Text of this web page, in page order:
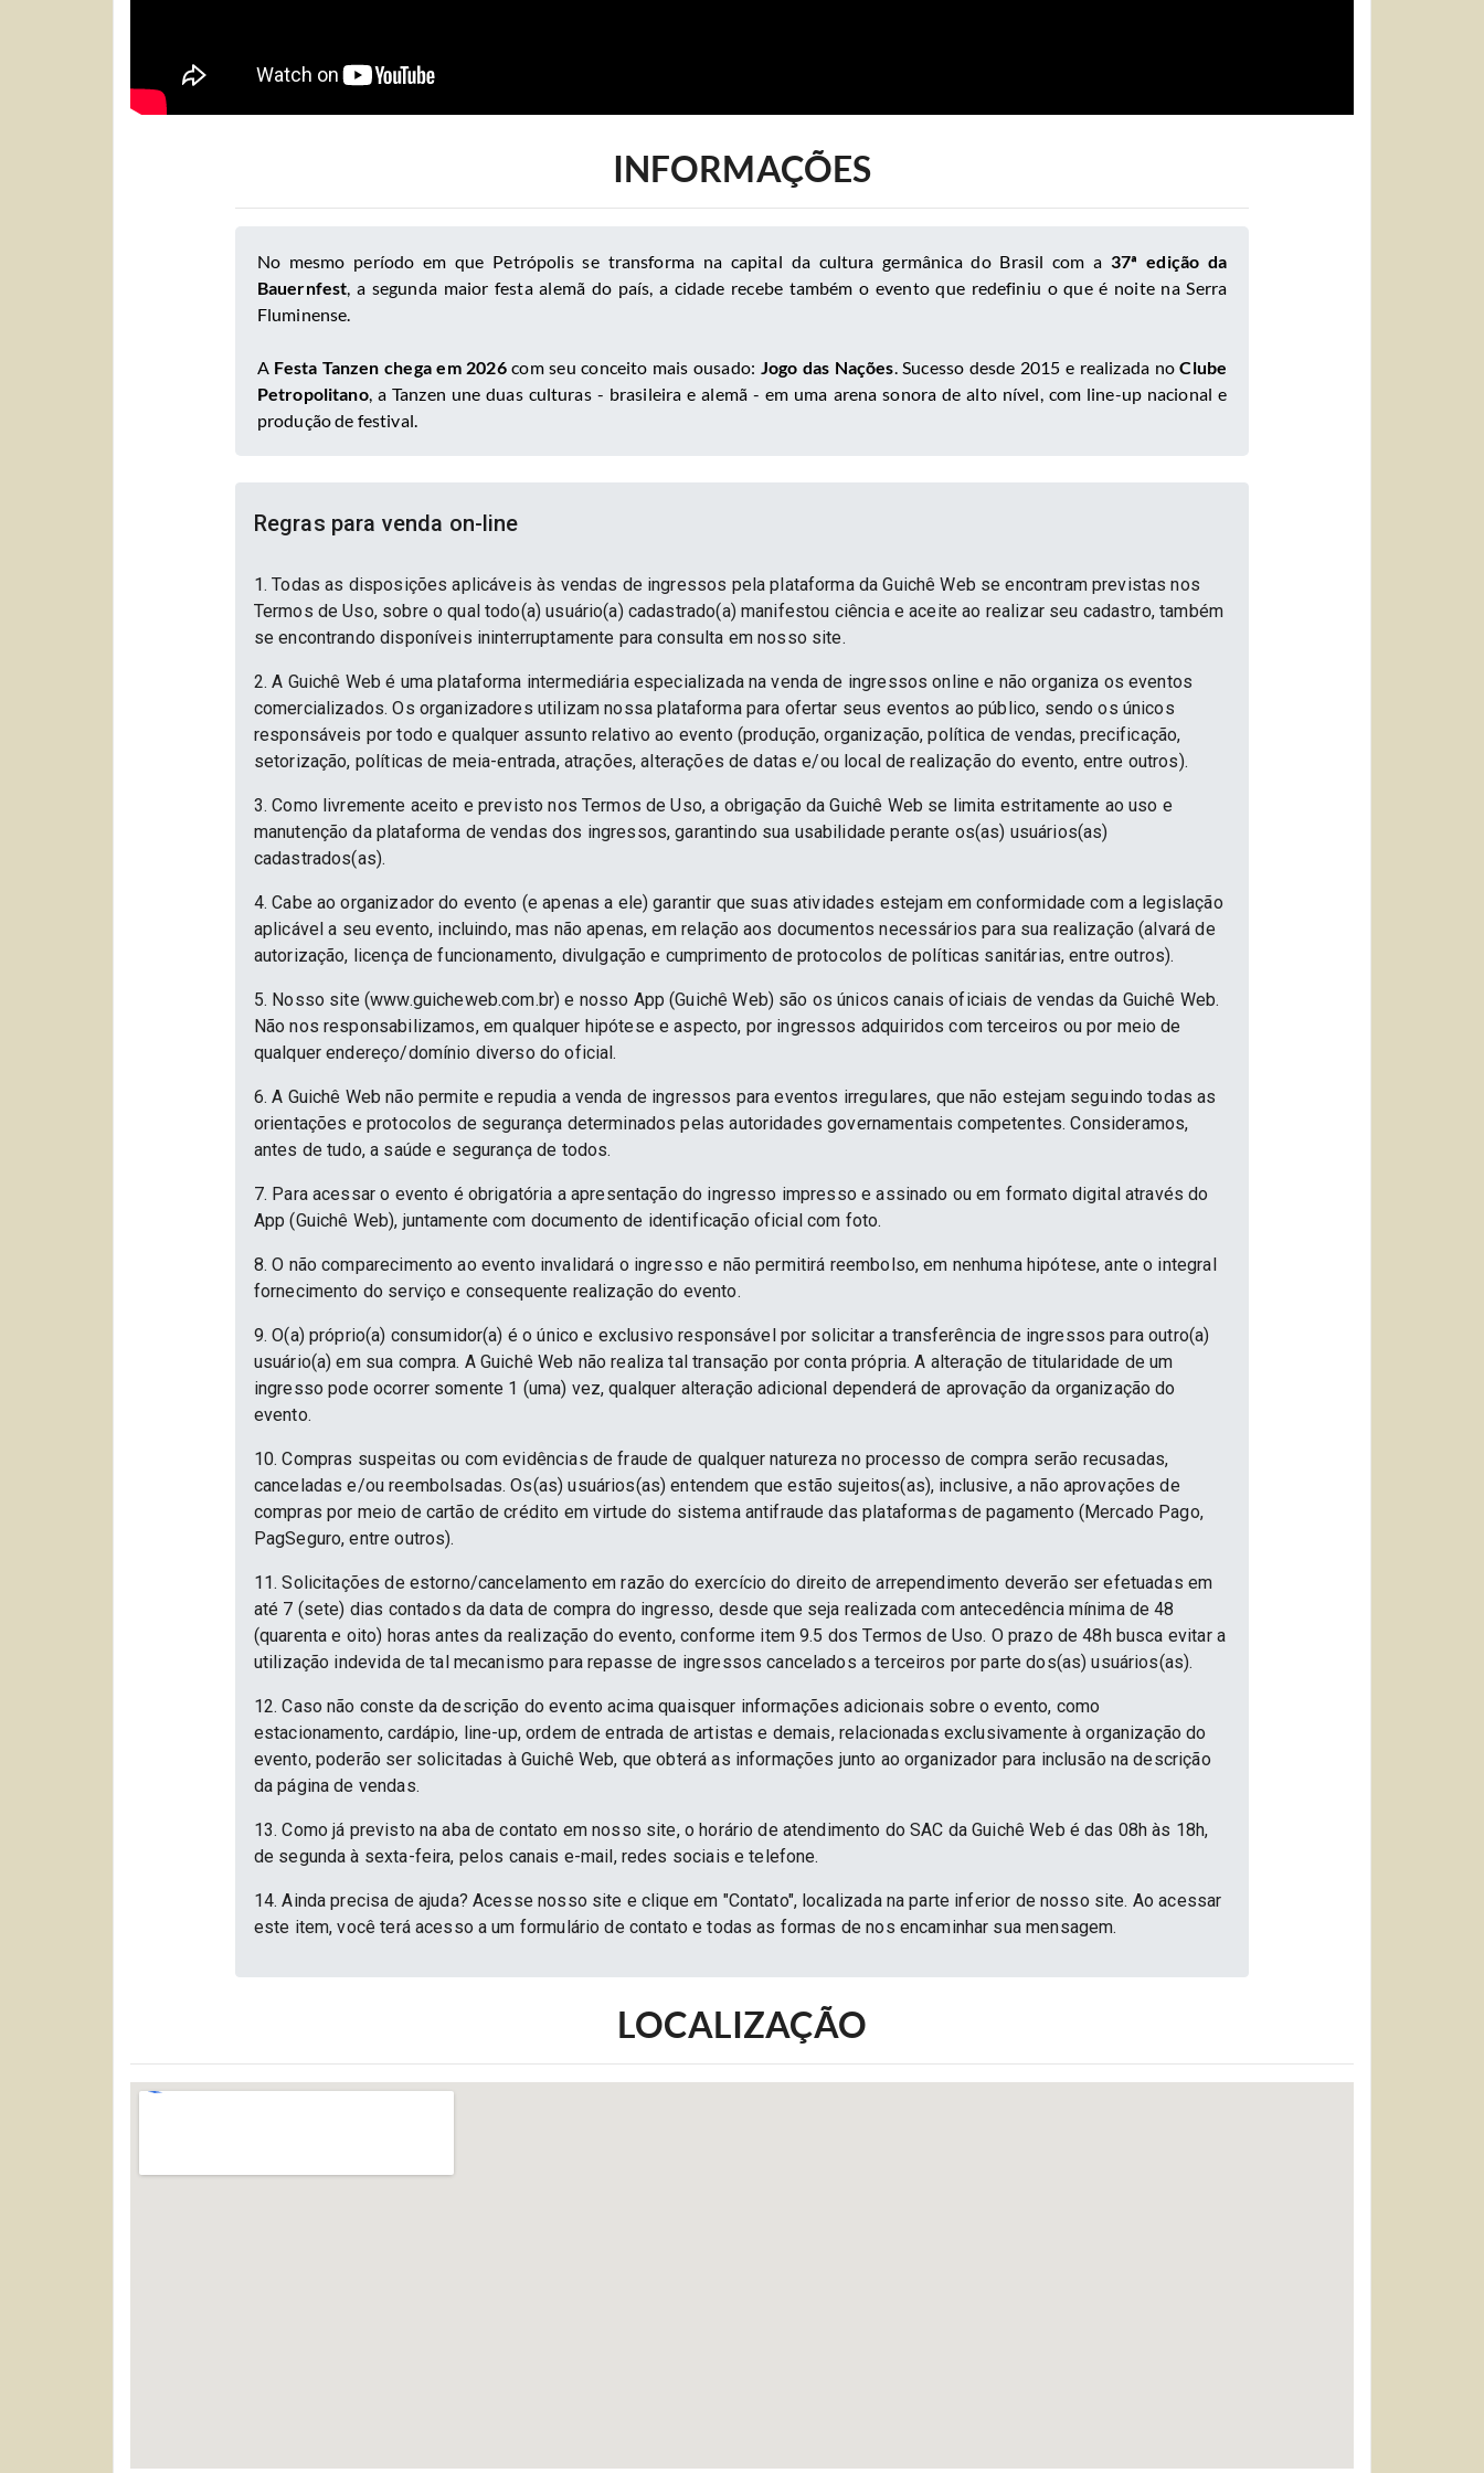
INFORMAÇÕES
No mesmo período em que Petrópolis se transforma na capital da cultura germânica do Brasil com a 37ª edição da
Bauernfest, a segunda maior festa alemã do país, a cidade recebe também o evento que redefiniu o que é noite na Serra
Fluminense.
A Festa Tanzen chega em 2026com seu conceito mais ousado: Jogo das Nações. Sucesso desde 2015 e realizada noClube
Petropolitano, a Tanzen une duas culturas - brasileira e alemã - em uma arena sonora de alto nível, com line-up nacional e
produção de festival.
Regras para venda on-line
1. Todas as disposições aplicáveis às vendas de ingressos pela plataforma da Guichê Web se encontram previstas nos
Termos de Uso, sobre o qual todo(a) usuário(a) cadastrado(a) manifestou ciência e aceite ao realizar seu cadastro, também
se encontrando disponíveis ininterruptamente para consulta em nosso site.
2. A Guichê Web é uma plataforma intermediária especializada na venda de ingressos online e não organiza os eventos
comercializados. Os organizadores utilizam nossa plataforma para ofertar seus eventos ao público, sendo os únicos
responsáveis por todo e qualquer assunto relativo ao evento (produção, organização, política de vendas, precificação,
setorização, políticas de meia-entrada, atrações, alterações de datas e/ou local de realização do evento, entre outros).
3. Como livremente aceito e previsto nos Termos de Uso, a obrigação da Guichê Web se limita estritamente ao uso e
manutenção da plataforma de vendas dos ingressos, garantindo sua usabilidade perante os(as) usuários(as)
cadastrados(as).
4. Cabe ao organizador do evento (e apenas a ele) garantir que suas atividades estejam em conformidade com a legislação
aplicável a seu evento, incluindo, mas não apenas, em relação aos documentos necessários para sua realização (alvará de
autorização, licença de funcionamento, divulgação e cumprimento de protocolos de políticas sanitárias, entre outros).
5. Nosso site (www.guicheweb.com.br) e nosso App (Guichê Web) são os únicos canais oficiais de vendas da Guichê Web.
Não nos responsabilizamos, em qualquer hipótese e aspecto, por ingressos adquiridos com terceiros ou por meio de
qualquer endereço/domínio diverso do oficial.
6. A Guichê Web não permite e repudia a venda de ingressos para eventos irregulares, que não estejam seguindo todas as
orientações e protocolos de segurança determinados pelas autoridades governamentais competentes. Consideramos,
antes de tudo, a saúde e segurança de todos.
7. Para acessar o evento é obrigatória a apresentação do ingresso impresso e assinado ou em formato digital através do
App (Guichê Web), juntamente com documento de identificação oficial com foto.
8. O não comparecimento ao evento invalidará o ingresso e não permitirá reembolso, em nenhuma hipótese, ante o integral
fornecimento do serviço e consequente realização do evento.
9. O(a) próprio(a) consumidor(a) é o único e exclusivo responsável por solicitar a transferência de ingressos para outro(a)
usuário(a) em sua compra. A Guichê Web não realiza tal transação por conta própria. A alteração de titularidade de um
ingresso pode ocorrer somente 1 (uma) vez, qualquer alteração adicional dependerá de aprovação da organização do
evento.
10. Compras suspeitas ou com evidências de fraude de qualquer natureza no processo de compra serão recusadas,
canceladas e/ou reembolsadas. Os(as) usuários(as) entendem que estão sujeitos(as), inclusive, a não aprovações de
compras por meio de cartão de crédito em virtude do sistema antifraude das plataformas de pagamento (Mercado Pago,
PagSeguro, entre outros).
11. Solicitações de estorno/cancelamento em razão do exercício do direito de arrependimento deverão ser efetuadas em
até 7 (sete) dias contados da data de compra do ingresso, desde que seja realizada com antecedência mínima de 48
(quarenta e oito) horas antes da realização do evento, conforme item 9.5 dos Termos de Uso. O prazo de 48h busca evitar a
utilização indevida de tal mecanismo para repasse de ingressos cancelados a terceiros por parte dos(as) usuários(as).
12. Caso não conste da descrição do evento acima quaisquer informações adicionais sobre o evento, como
estacionamento, cardápio, line-up, ordem de entrada de artistas e demais, relacionadas exclusivamente à organização do
evento, poderão ser solicitadas à Guichê Web, que obterá as informações junto ao organizador para inclusão na descrição
da página de vendas.
13. Como já previsto na aba de contato em nosso site, o horário de atendimento do SAC da Guichê Web é das 08h às 18h,
de segunda à sexta-feira, pelos canais e-mail, redes sociais e telefone.
14. Ainda precisa de ajuda? Acesse nosso site e clique em "Contato", localizada na parte inferior de nosso site. Ao acessar
este item, você terá acesso a um formulário de contato e todas as formas de nos encaminhar sua mensagem.
LOCALIZAÇÃO